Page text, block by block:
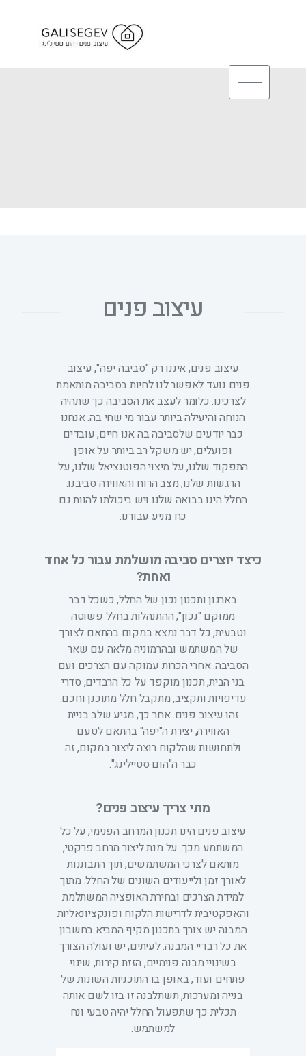
עיצוב פנים
עיצוב פנים, איננו רק "סביבה יפה", עיצוב
פנים נועד לאפשר לנו לחיות בסביבה מותאמת
לצרכינו. כלומר לעצב את הסביבה כך שתהיה
הנוחה והיעילה ביותר עבור מי שחי בה. אנחנו
כבר יודעים שלסביבה בה אנו חיים, עובדים
ופועלים, יש משקל רב ביותר על אופן
התפקוד שלנו, על מיצוי הפוטנציאל שלנו, על
הרגשות שלנו, מצב הרוח והאווירה סביבנו.
החלל הינו בבואה שלנו ויש ביכולתו להוות גם
כח מניע עבורנו.
כיצד יוצרים סביבה מושלמת עבור כל אחד
ואחת?
בארגון ותכנון נכון של החלל, כשכל דבר
ממוקם "נכון", ההתנהלות בחלל פשוטה
וטבעית, כל דבר נמצא במקום בהתאם לצורך
של המשתמש ובהרמוניה מלאה עם שאר
הסביבה. אחרי הכרות עמוקה עם הצרכים ועם
בני הבית, תכנון מוקפד על כל הרבדים, סדרי
עדיפויות ותקציב, מתקבל חלל מתוכנן וחכם.
זהו עיצוב פנים. אחר כך, מגיע שלב בניית
האווירה, יצירת ה"יפה" בהתאם לטעם
ולתחושות שהלקוח רוצה ליצור במקום, זה
כבר ה"הום סטיילינג".
מתי צריך עיצוב פנים?
עיצוב פנים הינו תכנון המרחב הפנימי, על כל
המשתמע מכך. על מנת ליצור מרחב פרקטי,
מותאם לצרכי המשתמשים, תוך התבוננות
לאורך זמן ולייעודים השונים של החלל. מתוך
למידת הצרכים ובחירת האופציה המשתלמת
והאפקטיבית לדרישות הלקוח ופונקציונאליות
המבנה יש צורך בתכנון מקיף המביא בחשבון
את כל רבדיי המבנה. לעיתים, יש ועולה הצורך
בשינויי מבנה פנימיים, הזזת קירות, שינוי
פתחים ועוד, באופן בו התוכניות השונות של
בנייה ומערכות, תשתלבנה זו בזו לשם אותה
תכלית כך שתפעול החלל יהיה טבעי ונח
למשתמש.